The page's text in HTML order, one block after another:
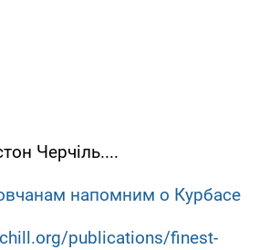
Черчіль....
напомним о Курбасе
publications/finest-